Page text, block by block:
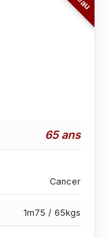
65 ans
Cancer
1m75 / 65kgs